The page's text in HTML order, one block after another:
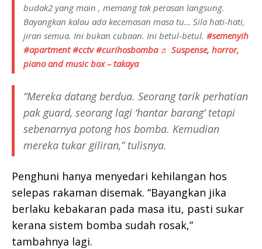
budak2 yang main , memang tak perasan langsung.
Bayangkan kalau ada kecemasan masa tu… Sila hati-hati,
jiran semua. Ini bukan cubaan. Ini betul-betul. #semenyih
#apartment #cctv #curihosbomba ♬ Suspense, horror,
piano and music box – takaya
“Mereka datang berdua. Seorang tarik perhatian
pak guard, seorang lagi ‘hantar barang’ tetapi
sebenarnya potong hos bomba. Kemudian
mereka tukar giliran,” tulisnya.
Penghuni hanya menyedari kehilangan hos
selepas rakaman disemak. “Bayangkan jika
berlaku kebakaran pada masa itu, pasti sukar
kerana sistem bomba sudah rosak,”
tambahnya lagi.